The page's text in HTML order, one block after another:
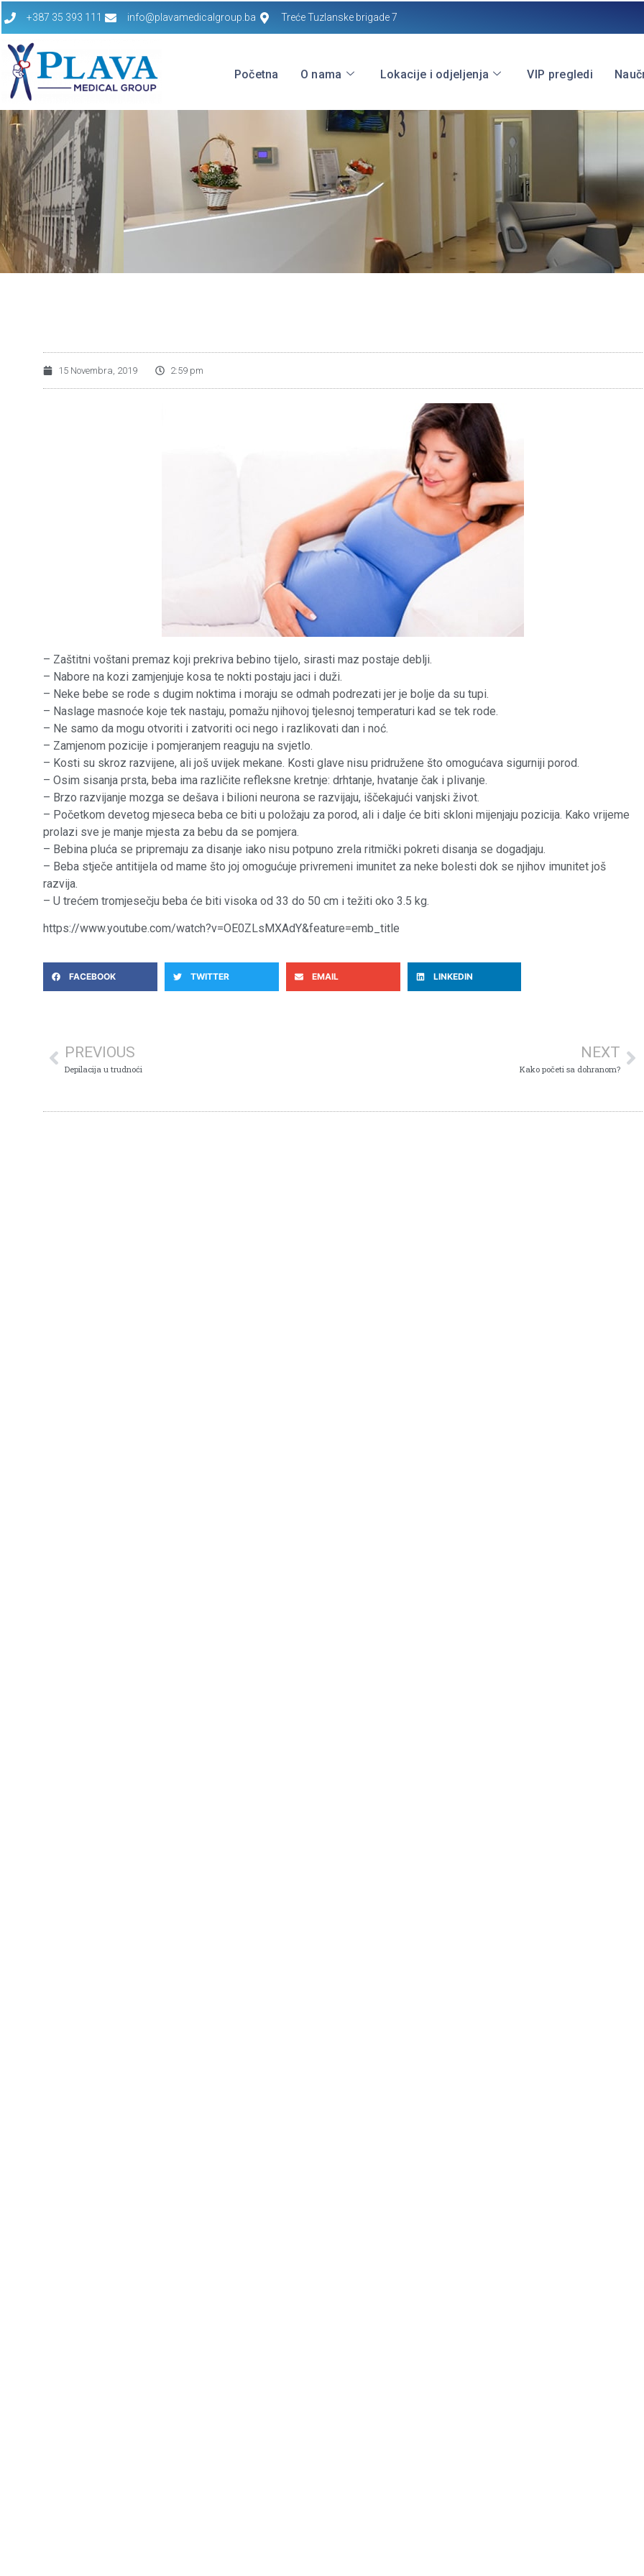
+387 35 393 111 info@plavamedicalgroup.ba Treće Tuzlanske brigade 7
Početna O nama Lokacije i odjeljenja VIP pregledi
15 Novembra, 2019 2:59 pm
– Zaštitni voštani premaz koji prekriva bebino tijelo, sirasti maz postaje deblji.
– Nabore na kozi zamjenjuje kosa te nokti postaju jaci i duži.
– Neke bebe se rode s dugim noktima i moraju se odmah podrezati jer je bolje da su tupi.
– Naslage masnoće koje tek nastaju, pomažu njihovoj tjelesnoj temperaturi kad se tek rode.
– Ne samo da mogu otvoriti i zatvoriti oci nego i razlikovati dan i noć.
– Zamjenom pozicije i pomjeranjem reaguju na svjetlo.
– Kosti su skroz razvijene, ali još uvijek mekane. Kosti glave nisu pridružene što omogućava sigurniji porod.
– Osim sisanja prsta, beba ima različite refleksne kretnje: drhtanje, hvatanje čak i plivanje.
– Brzo razvijanje mozga se dešava i bilioni neurona se razvijaju, iščekajući vanjski život.
– Početkom devetog mjeseca beba ce biti u položaju za porod, ali i dalje će biti skloni mijenjaju pozicija. Kako vrijeme
prolazi sve je manje mjesta za bebu da se pomjera.
– Bebina pluća se pripremaju za disanje iako nisu potpuno zrela ritmički pokreti disanja se dogadjaju.
– Beba stječe antitijela od mame što joj omogućuje privremeni imunitet za neke bolesti dok se njihov imunitet još
razvija.
– U trećem tromjesečju beba će biti visoka od 33 do 50 cm i težiti oko 3.5 kg.
https://www.youtube.com/watch?v=OE0ZLsMXAdY&feature=emb_title
FACEBOOK TWITTER EMAIL LINKEDIN
PREVIOUS
Depilacija u trudnoći
NEXT
Kako početi sa dohranom?